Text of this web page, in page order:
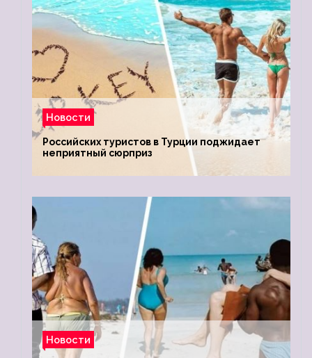
Новости
Российских туристов в Турции поджидает
неприятный сюрприз
Новости